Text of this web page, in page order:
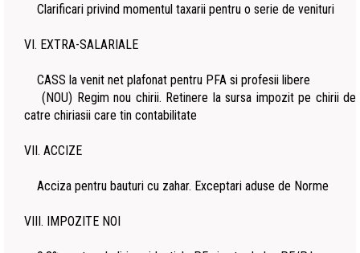
Clarificari privind momentul taxarii pentru o serie de venituri
VI. EXTRA-SALARIALE
CASS la venit net plafonat pentru PFA si profesii libere
(NOU) Regim nou chirii. Retinere la sursa impozit pe chirii de
catre chiriasii care tin contabilitate
VII. ACCIZE
Acciza pentru bauturi cu zahar. Exceptari aduse de Norme
VIII. IMPOZITE NOI